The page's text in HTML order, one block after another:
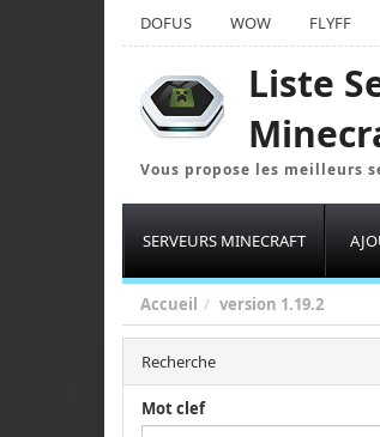
DOFUS WOW FLYFF
Liste
Vous propose les meilleurs
SERVEURS MINECRAFT
Accueil version 1.19.2
Recherche
Mot clef